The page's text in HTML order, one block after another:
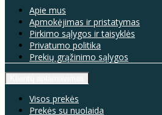
Apie mus
Apmokėjimas ir pristatymas
Pirkimo sąlygos ir taisyklės
Privatumo politika
Prekių grąžinimo sąlygos
Visos prekės
Prekės su nuolaida